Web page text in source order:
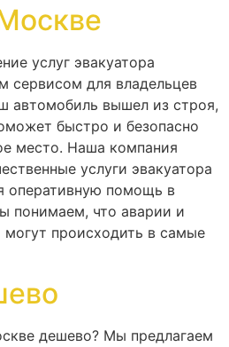
услуг эвакуатора
сервисом для владельцев
автомобиль вышел из строя,
быстро и безопасно
место. Наша компания
услуги эвакуатора
оперативную помощь в
понимаем, что аварии и
происходить в самые
дешево? Мы предлагаем